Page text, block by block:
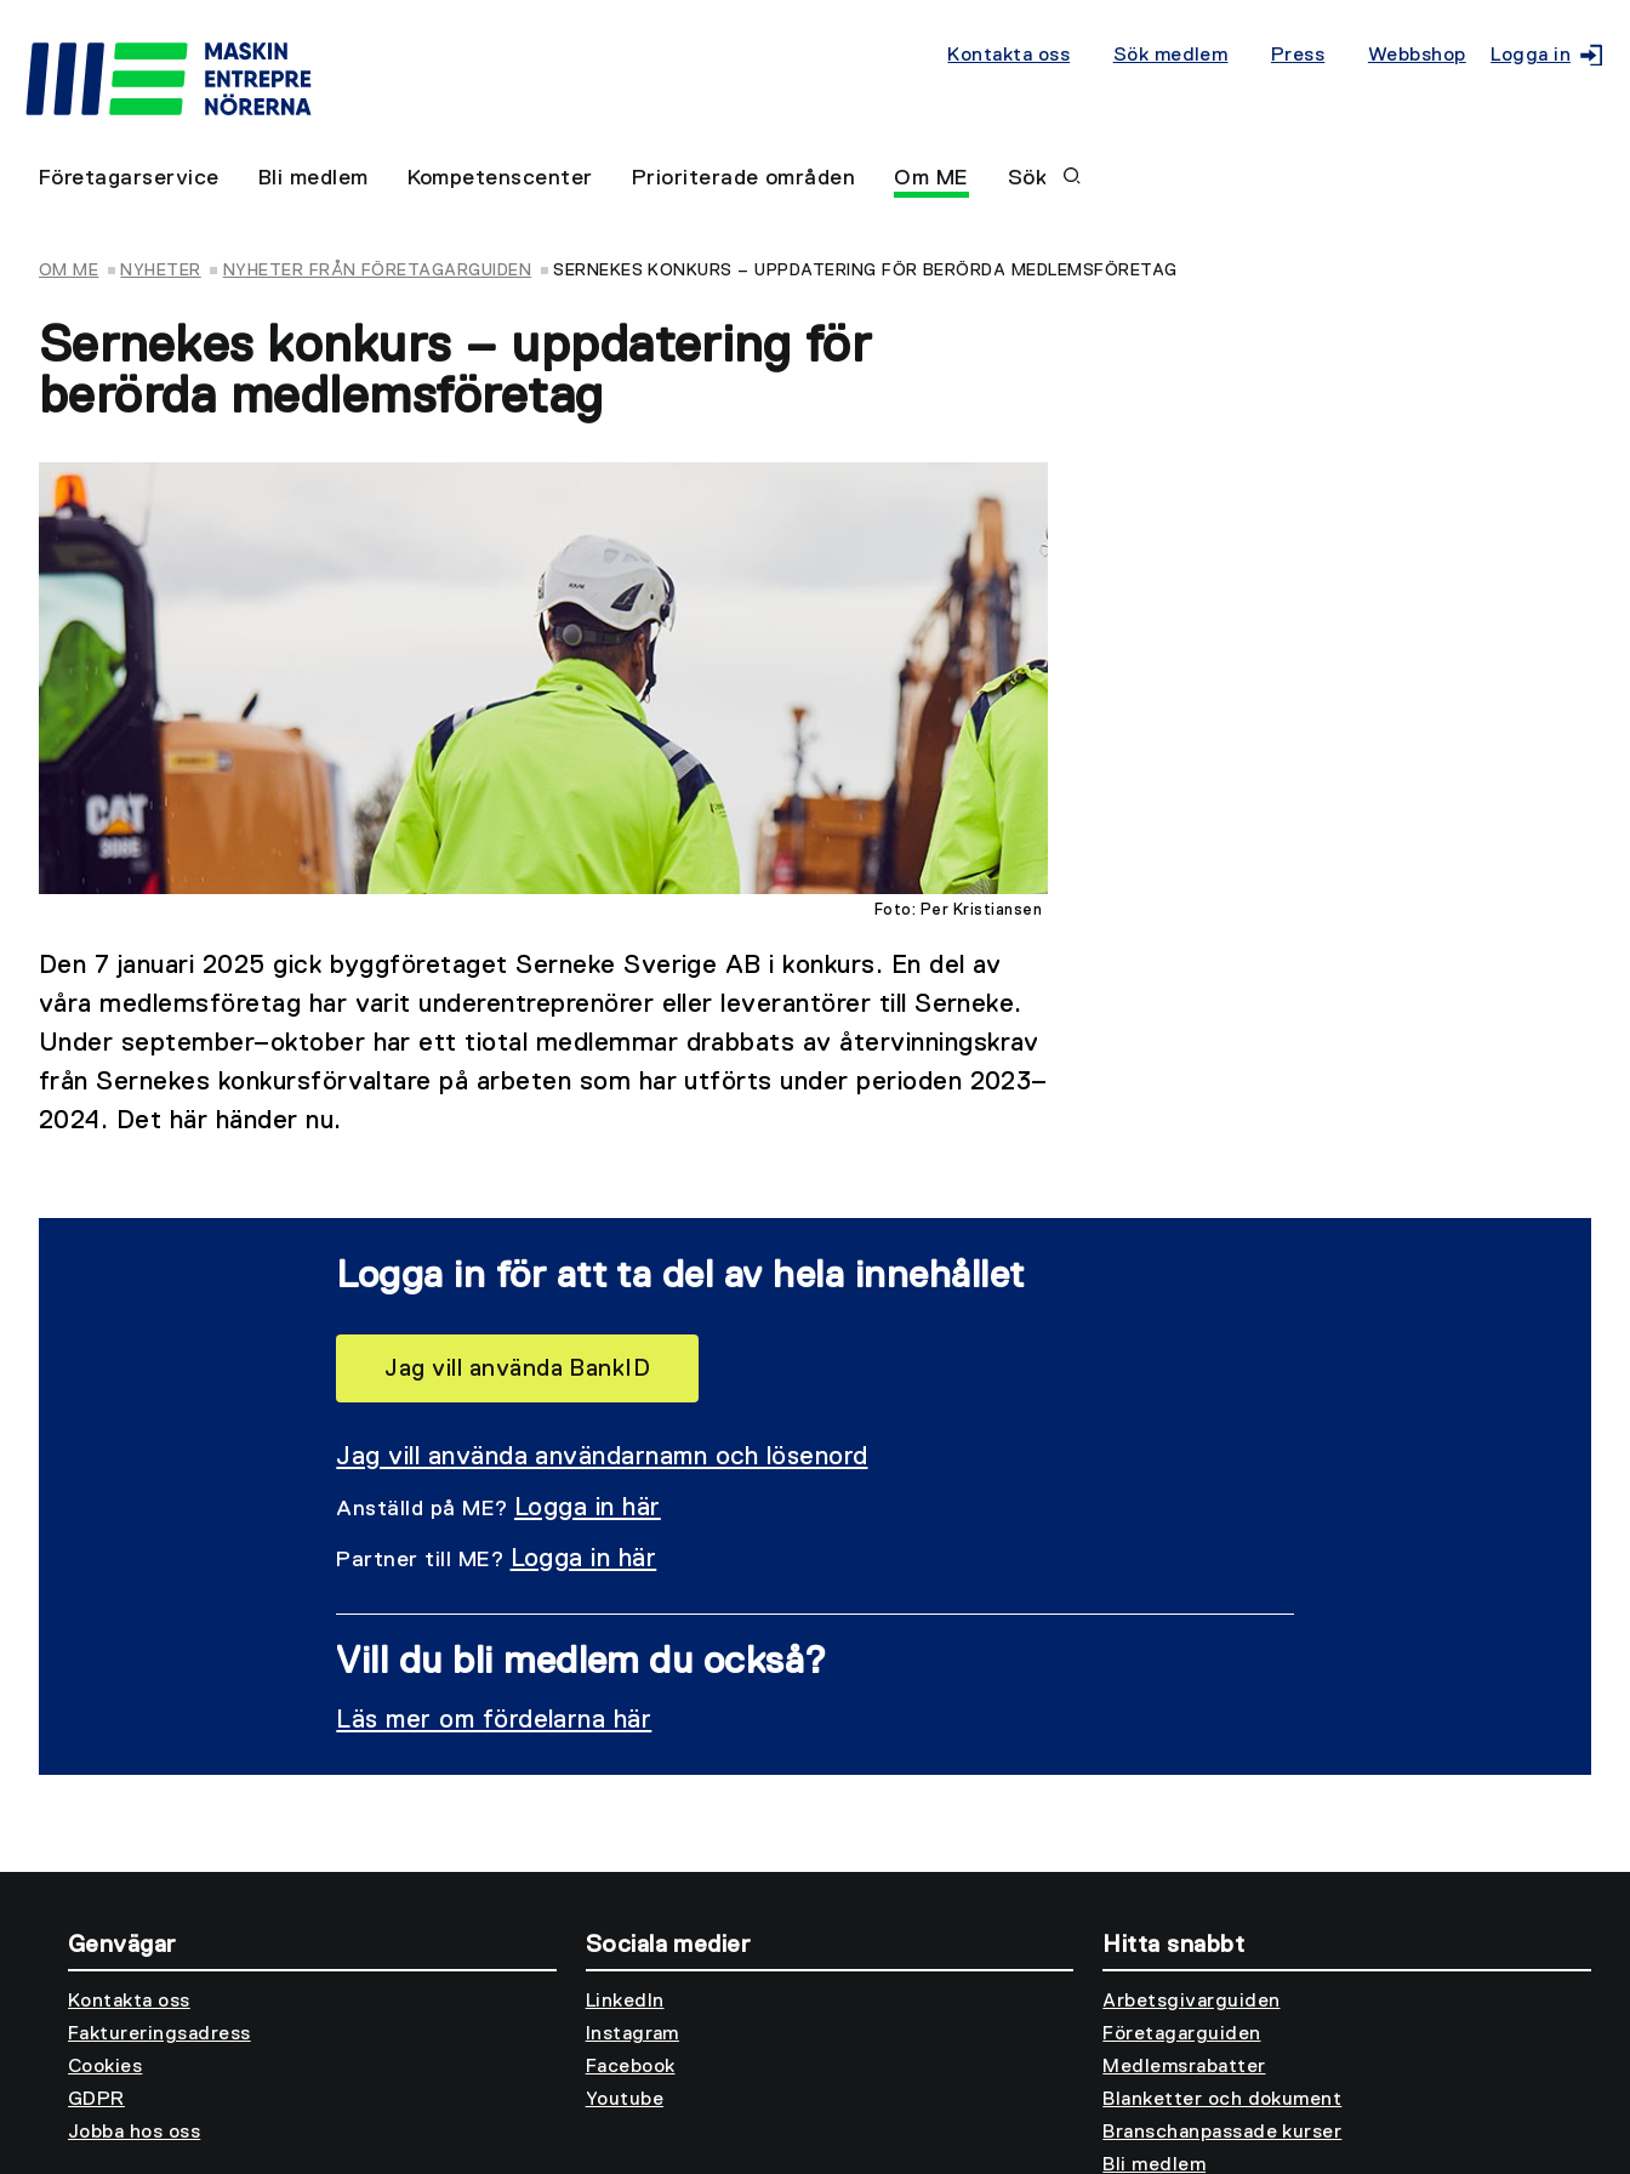
Kontakta oss Sök medlem Press Webbshop Logga in
Företagarservice Bli medlem Kompetenscenter Prioriterade områden Om ME Sök
OM ME NYHETER NYHETER FRÅN FÖRETAGARGUIDEN SERNEKES KONKURS – UPPDATERING FÖR BERÖRDA MEDLEMSFÖRETAG
Sernekes konkurs – uppdatering för
berörda medlemsföretag
Foto: Per Kristiansen
Den 7 januari 2025 gick byggföretaget Serneke Sverige AB i konkurs. En del av
våra medlemsföretag har varit underentreprenörer eller leverantörer till Serneke.
Under september–oktober har ett tiotal medlemmar drabbats av återvinningskrav
från Sernekes konkursförvaltare på arbeten som har utförts under perioden 2023–
2024. Det här händer nu.
Logga in för att ta del av hela innehållet
Jag vill använda BankID
Jag vill använda användarnamn och lösenord
Anställd på ME? Logga in här
Partner till ME? Logga in här
Vill du bli medlem du också?
Läs mer om fördelarna här
Genvägar
Kontakta oss
Faktureringsadress
Cookies
GDPR
Jobba hos oss
Sociala medier
LinkedIn
Instagram
Facebook
Youtube
Hitta snabbt
Arbetsgivarguiden
Företagarguiden
Medlemsrabatter
Blanketter och dokument
Branschanpassade kurser
Bli medlem